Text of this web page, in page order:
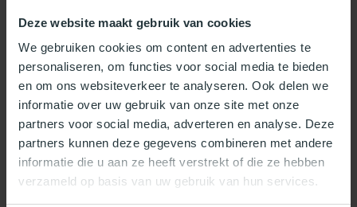
Deze website maakt gebruik van cookies
We gebruiken cookies om content en advertenties te
personaliseren, om functies voor social media te bieden
en om ons websiteverkeer te analyseren. Ook delen we
informatie over uw gebruik van onze site met onze
partners voor social media, adverteren en analyse. Deze
partners kunnen deze gegevens combineren met andere
informatie die u aan ze heeft verstrekt of die ze hebben
verzameld op basis van uw gebruik van hun services.
Specificaties
Reviews
Wat ons écht bijzonder maakt:
Officieel Skylux dealer!
Gratis bezorging in Nederland, m.u.v. de Waddeneilanden
99% uit voorraad leverbaar